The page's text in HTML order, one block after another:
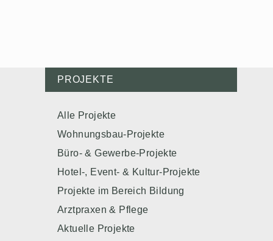
PROJEKTE
Alle Projekte
Wohnungsbau-Projekte
Büro- & Gewerbe-Projekte
Hotel-, Event- & Kultur-Projekte
Projekte im Bereich Bildung
Arztpraxen & Pflege
Aktuelle Projekte